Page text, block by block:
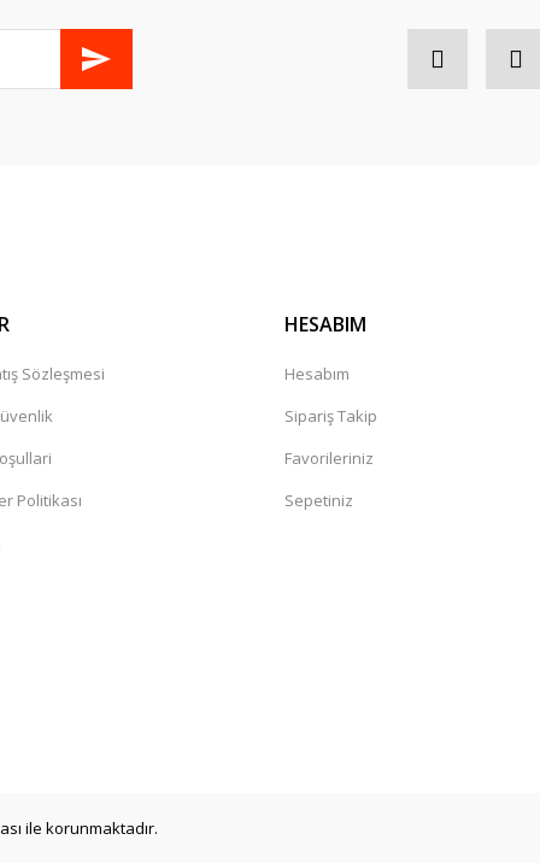
Sözleşmesi
Politikası
HESABIM
Hesabım
Sipariş Takip
Favorileriniz
Sepetiniz
ile korunmaktadır.